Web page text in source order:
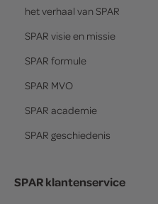
het verhaal van SPAR
SPAR visie en missie
SPAR formule
SPAR MVO
SPAR academie
SPAR geschiedenis
SPAR klantenservice